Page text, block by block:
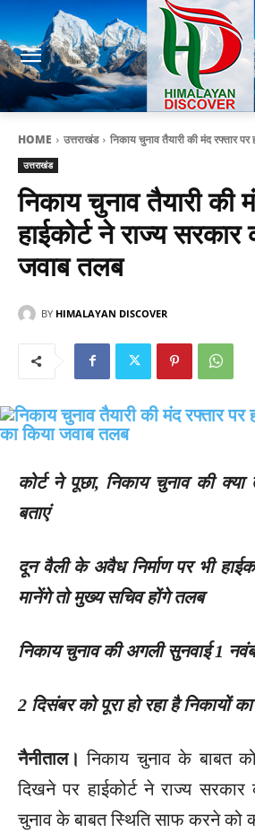
HOME उत्तराखंड निकाय चुनाव तैयारी की मंद रफ्तार पर
उत्तराखंड
निकाय चुनाव तैयारी की
हाईकोर्ट ने राज्य सरकार
जवाब तलब
BY HIMALAYAN DISCOVER
कोर्ट ने पूछा, निकाय चुनाव की क्या
बताएं
दून वैली के अवैध निर्माण पर भी
मानेंगे तो मुख्य सचिव होंगे तलब
निकाय चुनाव की अगली सुनवाई 1
2 दिसंबर को पूरा हो रहा है निकायों
नैनीताल। निकाय चुनाव के बाबत
दिखने पर हाईकोर्ट ने राज्य
चुनाव के बाबत स्थिति साफ करने